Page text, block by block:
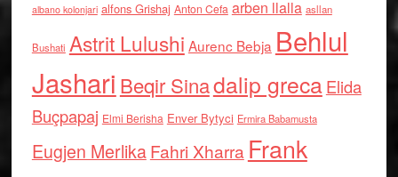
albano kolonjari alfons Grishaj Anton Cefa arben llalla asllan
Bushati Astrit Lulushi Aurenc Bebja Behlul
Jashari Beqir Sinadalip grecaElida
Buçpapaj Elmi Berisha Enver Bytyci Ermira Babamusta
Eugjen MerlikaFahri Xharra Frank